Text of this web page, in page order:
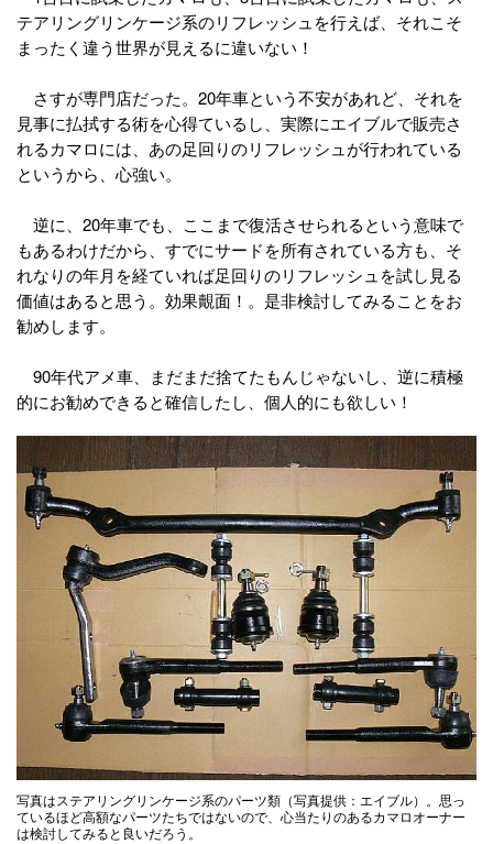
テアリングリンケージ系のリフレッシュを行えば、それこそ
まったく違う世界が見えるに違いない！
さすが専門店だった。20年車という不安があれど、それを
見事に払拭する術を心得ているし、実際にエイブルで販売さ
れるカマロには、あの足回りのリフレッシュが行われている
というから、心強い。
逆に、20年車でも、ここまで復活させられるという意味で
もあるわけだから、すでにサードを所有されている方も、そ
れなりの年月を経ていれば足回りのリフレッシュを試し見る
価値はあると思う。効果覿面！。是非検討してみることをお
勧めします。
90年代アメ車、まだまだ捨てたもんじゃないし、逆に積極
的にお勧めできると確信したし、個人的にも欲しい！
写真はステアリングリンケージ系のパーツ類（写真提供：エイブル）。思っ
ているほど高額なパーツたちではないので、心当たりのあるカマロオーナー
は検討してみると良いだろう。